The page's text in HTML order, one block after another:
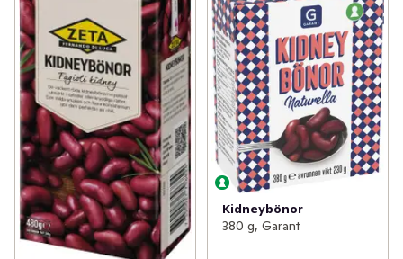
Kidneybönor
380 g, Garant